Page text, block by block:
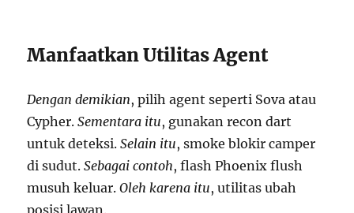
Manfaatkan Utilitas Agent
Dengan demikian, pilih agent seperti Sova atau
Cypher.Sementara itu, gunakan recon dart
untuk deteksi.Selain itu, smoke blokir camper
di sudut.Sebagai contoh, flash Phoenix flush
musuh keluar.Oleh karena itu, utilitas ubah
posisi lawan.